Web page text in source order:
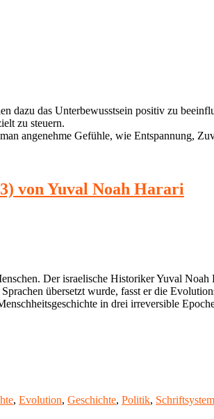
dazu das Unterbewusstsein positiv zu
zu steuern.
angenehme Gefühle, wie Entspannung,
von Yuval Noah Harari
Der israelische Historiker Yuval
übersetzt wurde, fasst er die
in drei irreversible
, Evolution, Geschichte, Politik,